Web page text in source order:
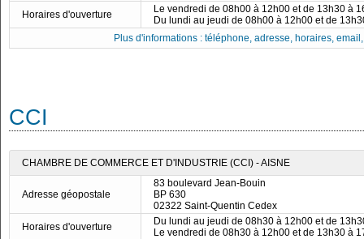
Horaires d'ouverture
Le vendredi de 08h00 à 12h00 et de 13h30 à
Du lundi au jeudi de 08h00 à 12h00 et de
Plus d'informations : téléphone, adresse, horaires,
CCI
CHAMBRE DE COMMERCE ET D'INDUSTRIE (CCI) - AISNE
Adresse géopostale
83 boulevard Jean-Bouin
BP 630
02322 Saint-Quentin Cedex
Horaires d'ouverture
Du lundi au jeudi de 08h30 à 12h00 et de
Le vendredi de 08h30 à 12h00 et de 13h30 à